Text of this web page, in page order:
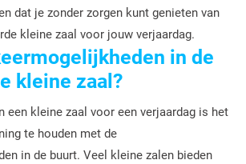
dat je zonder zorgen kunt genieten van
kleine zaal voor jouw verjaardag.
in de
kleine zaal?
een kleine zaal voor een verjaardag is het
te houden met de
in de buurt. Veel kleine zalen bieden